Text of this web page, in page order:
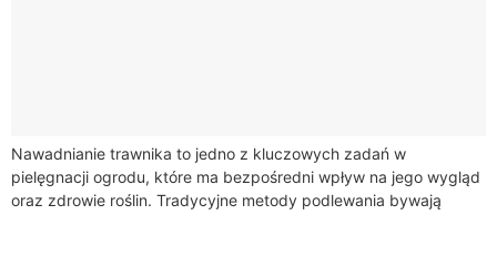
Nawadnianie trawnika to jedno z kluczowych zadań w
pielęgnacji ogrodu, które ma bezpośredni wpływ na jego wygląd
oraz zdrowie roślin. Tradycyjne metody podlewania bywają